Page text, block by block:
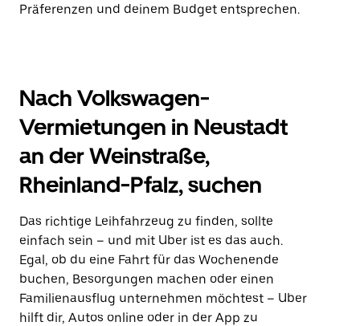
Präferenzen und deinem Budget entsprechen.
Nach Volkswagen-
Vermietungen in Neustadt
an der Weinstraße,
Rheinland-Pfalz, suchen
Das richtige Leihfahrzeug zu finden, sollte
einfach sein – und mit Uber ist es das auch.
Egal, ob du eine Fahrt für das Wochenende
buchen, Besorgungen machen oder einen
Familienausflug unternehmen möchtest – Uber
hilft dir, Autos online oder in der App zu